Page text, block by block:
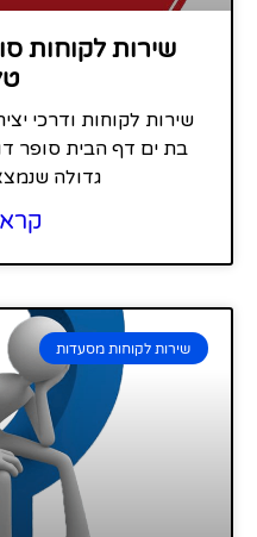
שירות לקוחות
שירות לקוחות ודרכי
בת ים דף הבית סופר
גדולה
שירות לקוחות מסעדות